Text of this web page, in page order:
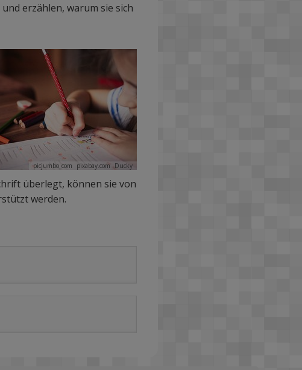
erzählen, warum sie sich
picjumbo_com pixabay.com Ducky
überlegt, können sie von
werden.